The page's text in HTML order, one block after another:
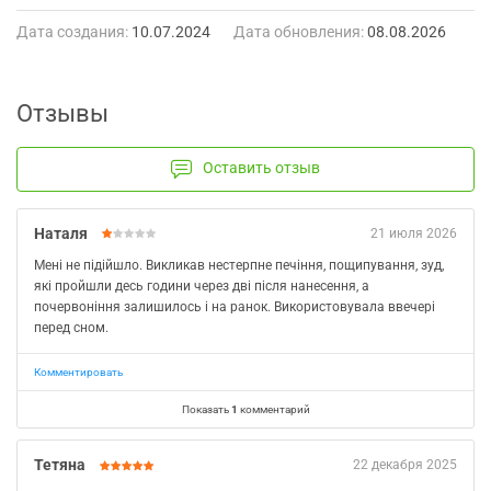
Дата создания: 10.07.2024 Дата обновления:08.08.2026
Отзывы
Оставить отзыв
21 июля 2026
Наталя
Мені не підійшло. Викликав нестерпне печіння, пощипування, зуд,
які пройшли десь години через дві після нанесення, а
почервоніння залишилось і на ранок. Використовувала ввечері
перед сном.
Комментировать
Показать1 комментарий
22 декабря 2025
Тетяна